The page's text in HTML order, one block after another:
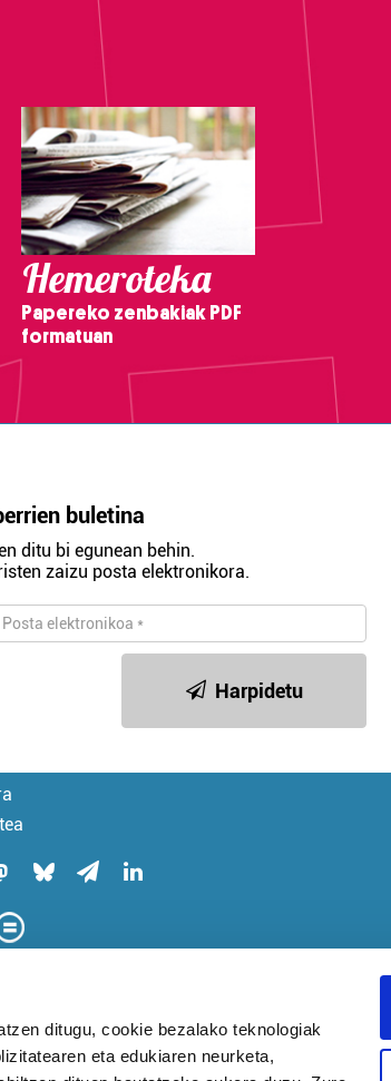
ditugu, cookie bezalako teknologiak
eta edukiaren neurketa,
Hemeroteka
Papereko zenbakiak PDF
formatuan
buletina
ditu bi egunean behin.
zaizu posta elektronikora.
Harpidetu